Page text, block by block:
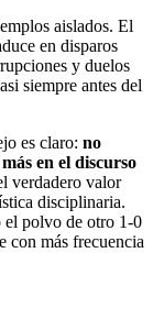
aislados. El
en disparos
y duelos
siempre antes del
es claro: no
en el discurso
verdadero valor
disciplinaria.
el polvo de otro 1-0
con más frecuencia